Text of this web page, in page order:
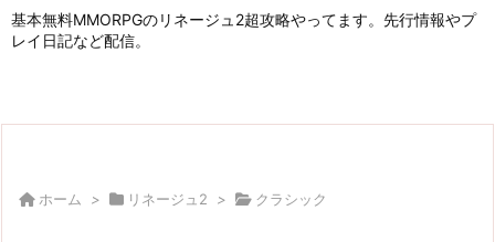
基本無料MMORPGのリネージュ2超攻略やってます。先行情報やプ
レイ日記など配信。
ホーム > リネージュ2 > クラシック